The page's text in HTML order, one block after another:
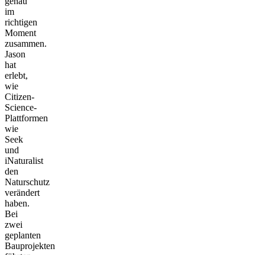
im
richtigen
Moment
zusammen.
Jason
hat
erlebt,
wie
Citizen-
Science-
Plattformen
wie
Seek
und
iNaturalist
den
Naturschutz
verändert
haben.
Bei
zwei
geplanten
Bauprojekten